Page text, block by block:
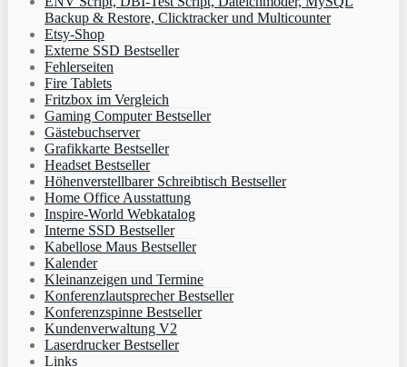
Backup & Restore, Clicktracker und Multicounter
Etsy-Shop
Externe SSD Bestseller
Fehlerseiten
Fire Tablets
Fritzbox im Vergleich
Gaming Computer Bestseller
Gästebuchserver
Grafikkarte Bestseller
Headset Bestseller
Höhenverstellbarer Schreibtisch Bestseller
Home Office Ausstattung
Inspire-World Webkatalog
Interne SSD Bestseller
Kabellose Maus Bestseller
Kalender
Kleinanzeigen und Termine
Konferenzlautsprecher Bestseller
Konferenzspinne Bestseller
Kundenverwaltung V2
Laserdrucker Bestseller
Links